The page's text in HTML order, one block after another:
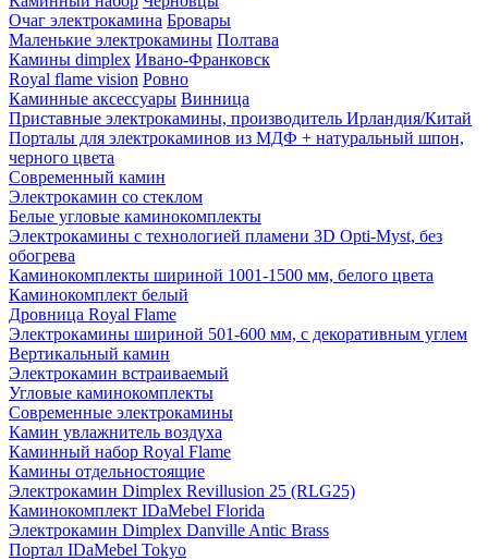
Очаг электрокамина Бровары
Маленькие электрокамины Полтава
Камины dimplex Ивано-Франковск
Royal flame vision Ровно
Каминные аксессуары Винница
Приставные электрокамины, производитель Ирландия/Китай
Порталы для электрокаминов из МДФ + натуральный шпон,
черного цвета
Современный камин
Электрокамин со стеклом
Белые угловые каминокомплекты
Электрокамины с технологией пламени 3D Opti-Myst, без
обогрева
Каминокомплекты шириной 1001-1500 мм, белого цвета
Каминокомплект белый
Дровница Royal Flame
Электрокамины шириной 501-600 мм, с декоративным углем
Вертикальный камин
Электрокамин встраиваемый
Угловые каминокомплекты
Современные электрокамины
Камин увлажнитель воздуха
Каминный набор Royal Flame
Камины отдельностоящие
Электрокамин Dimplex Revillusion 25 (RLG25)
Каминокомплект IDaMebel Florida
Электрокамин Dimplex Danville Antiс Brass
Портал IDaMebel Tokyo